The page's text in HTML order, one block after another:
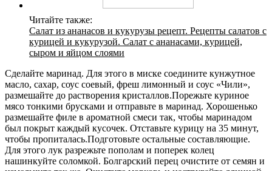
Читайте также:
Салат из ананасов и кукурузы рецепт. Рецепты салатов с
курицей и кукурузой. Салат с ананасами, курицей,
сыром и яйцом слоями
Сделайте маринад. Для этого в миске соедините кунжутное
масло, сахар, соус соевый, фреш лимонный и соус «Чили»,
размешайте до растворения кристаллов.Порежьте куриное
мясо тонкими брусками и отправьте в маринад. Хорошенько
размешайте филе в ароматной смеси так, чтобы маринадом
был покрыт каждый кусочек. Отставьте курицу на 35 минут,
чтобы пропиталась.Подготовьте остальные составляющие.
Для этого лук разрежьте пополам и поперек колец
нашинкуйте соломкой. Болгарский перец очистите от семян и